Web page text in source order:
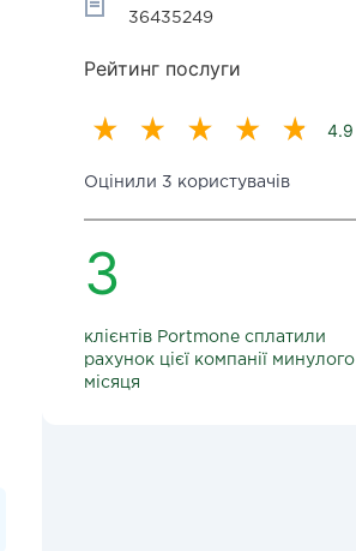
36435249
Рейтинг послуги
4.9
Оцінили 3 користувачів
3
клієнтів Portmone сплатили
рахунок цієї компанії минулого
місяця